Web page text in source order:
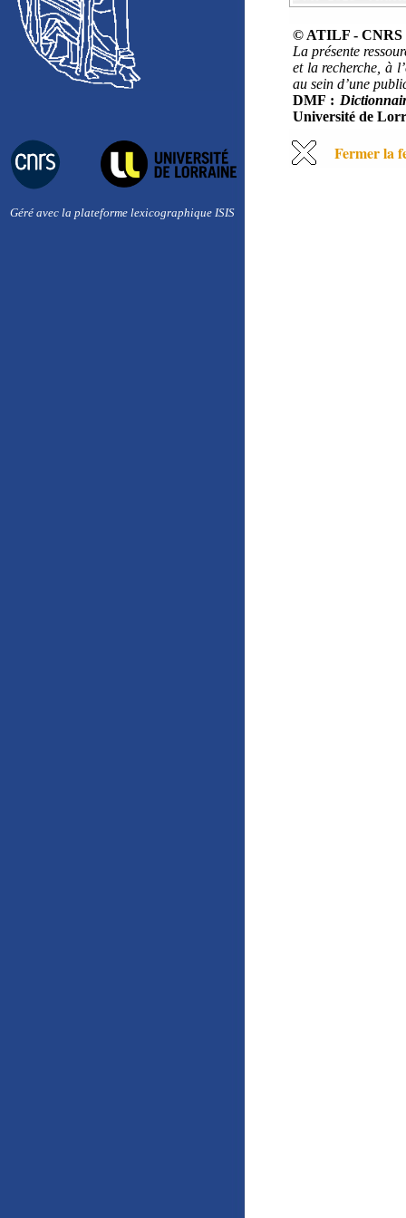
Géré avec la plateforme lexicographique ISIS
© ATILF - CNRS
La présente
et la recherche, à
au sein d’une
DMF :
Université de
Fermer la